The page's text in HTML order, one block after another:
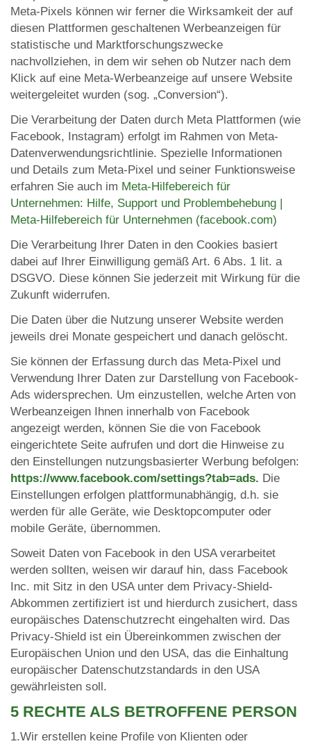
Meta-Pixels können wir ferner die Wirksamkeit der auf
diesen Plattformen geschaltenen Werbeanzeigen für
statistische und Marktforschungszwecke
nachvollziehen, in dem wir sehen ob Nutzer nach dem
Klick auf eine Meta-Werbeanzeige auf unsere Website
weitergeleitet wurden (sog. „Conversion“).
Die Verarbeitung der Daten durch Meta Plattformen (wie
Facebook, Instagram) erfolgt im Rahmen von Meta-
Datenverwendungsrichtlinie. Spezielle Informationen
und Details zum Meta-Pixel und seiner Funktionsweise
erfahren Sie auch im Meta-Hilfebereich für
Unternehmen: Hilfe, Support und Problembehebung |
Meta-Hilfebereich für Unternehmen (facebook.com)
Die Verarbeitung Ihrer Daten in den Cookies basiert
dabei auf Ihrer Einwilligung gemäß Art. 6 Abs. 1 lit. a
DSGVO. Diese können Sie jederzeit mit Wirkung für die
Zukunft widerrufen.
Die Daten über die Nutzung unserer Website werden
jeweils drei Monate gespeichert und danach gelöscht.
Sie können der Erfassung durch das Meta-Pixel und
Verwendung Ihrer Daten zur Darstellung von Facebook-
Ads widersprechen. Um einzustellen, welche Arten von
Werbeanzeigen Ihnen innerhalb von Facebook
angezeigt werden, können Sie die von Facebook
eingerichtete Seite aufrufen und dort die Hinweise zu
den Einstellungen nutzungsbasierter Werbung befolgen:
https://www.facebook.com/settings?tab=ads. Die
Einstellungen erfolgen plattformunabhängig, d.h. sie
werden für alle Geräte, wie Desktopcomputer oder
mobile Geräte, übernommen.
Soweit Daten von Facebook in den USA verarbeitet
werden sollten, weisen wir darauf hin, dass Facebook
Inc. mit Sitz in den USA unter dem Privacy-Shield-
Abkommen zertifiziert ist und hierdurch zusichert, dass
europäisches Datenschutzrecht eingehalten wird. Das
Privacy-Shield ist ein Übereinkommen zwischen der
Europäischen Union und den USA, das die Einhaltung
europäischer Datenschutzstandards in den USA
gewährleisten soll.
5 RECHTE ALS BETROFFENE PERSON
1.Wir erstellen keine Profile von Klienten oder